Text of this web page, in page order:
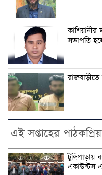
কাশিয়ানীর
সভাপতি
এই সপ্তাহের পাঠকপ্রিয়
টুঙ্গিপাড়ায়
একাউন্টস